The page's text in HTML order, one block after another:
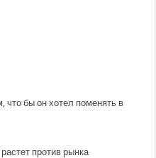
что бы он хотел поменять в
против рынка